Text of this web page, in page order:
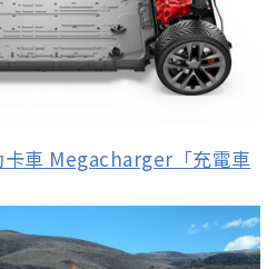
車 Megacharger「充電車